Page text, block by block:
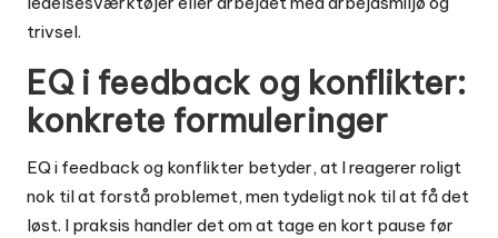
trivsel.
EQ i feedback og konflikter:
konkrete formuleringer
EQ i feedback og konflikter betyder, at I reagerer roligt
nok til at forstå problemet, men tydeligt nok til at få det
løst. I praksis handler det om at tage en kort pause før